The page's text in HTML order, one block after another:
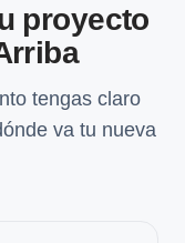
proyecto
tengas claro
va tu nueva